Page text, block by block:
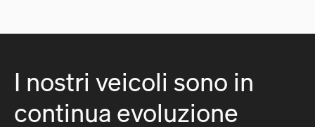
I nostri veicoli sono in
continua evoluzione